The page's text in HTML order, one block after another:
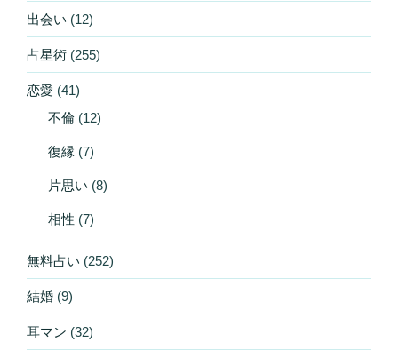
出会い (12)
占星術 (255)
恋愛 (41)
不倫 (12)
復縁 (7)
片思い (8)
相性 (7)
無料占い (252)
結婚 (9)
耳マン (32)